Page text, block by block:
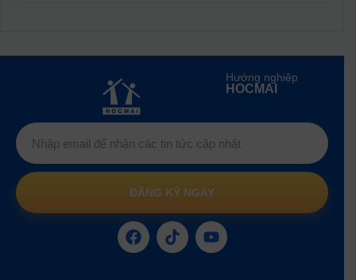
Hướng nghiệp
HOCMAI
ĐĂNG KÝ NGAY